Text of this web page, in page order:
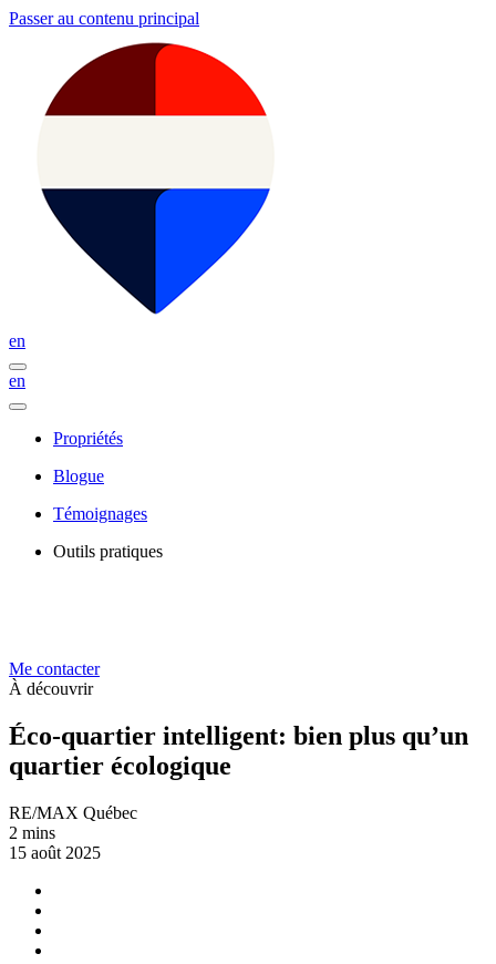
Passer au contenu principal
en
en
Propriétés
Blogue
Témoignages
Outils pratiques
Me contacter
À découvrir
Éco-quartier intelligent: bien plus qu’un
quartier écologique
RE/MAX Québec
2 mins
15 août 2025